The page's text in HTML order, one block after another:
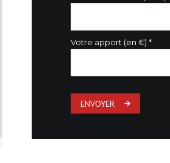
Votre apport (en €) *
ENVOYER